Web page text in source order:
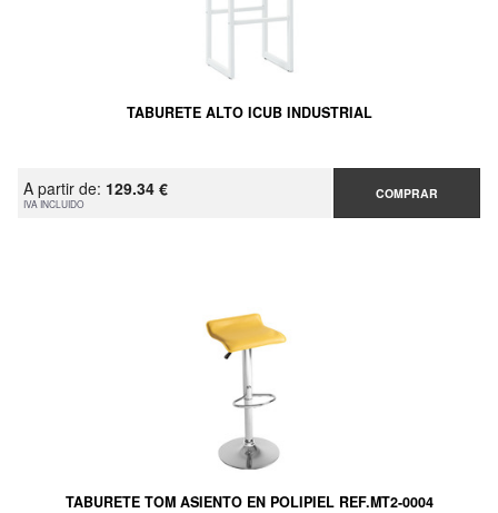
TABURETE ALTO ICUB INDUSTRIAL
A partir de: 129.34 €
IVA INCLUIDO
COMPRAR
TABURETE TOM ASIENTO EN POLIPIEL REF.MT2-0004